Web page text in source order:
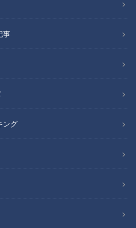
事
ング
向かいます